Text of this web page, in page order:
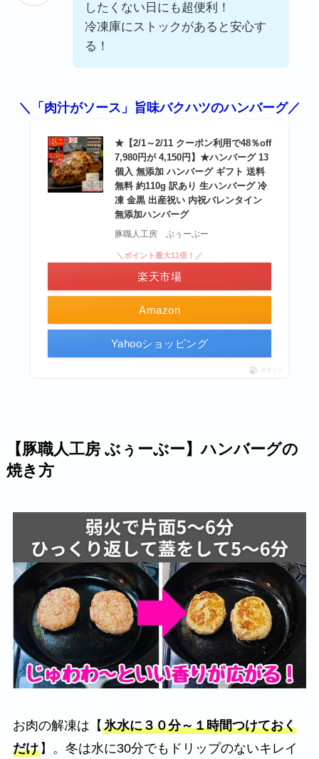
したくない日にも超便利！
冷凍庫にストックがあると安心す
る！
＼「肉汁がソース」旨味バクハツのハンバーグ／
★【2/1～2/11 クーポン利用で48％off
7,980円が 4,150円】★ハンバーグ 13
個入 無添加 ハンバーグ ギフト 送料
無料 約110g 訳あり 生ハンバーグ 冷
凍 金黒 出産祝い 内祝バレンタイン
無添加ハンバーグ
豚職人工房 ぶぅーぶー
Amazon
＼ポイント最大11倍！／
楽天市場
Yahooショッピング
ポチップ
【豚職人工房 ぶぅーぶー】ハンバーグの
焼き方
お肉の解凍は【 氷水に３０分～１時間つけておく
だけ】。冬は水に30分でもドリップのないキレイ